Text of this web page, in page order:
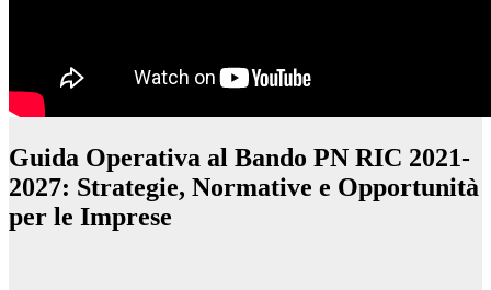
Guida Operativa al Bando PN RIC 2021-
2027: Strategie, Normative e Opportunità
per le Imprese